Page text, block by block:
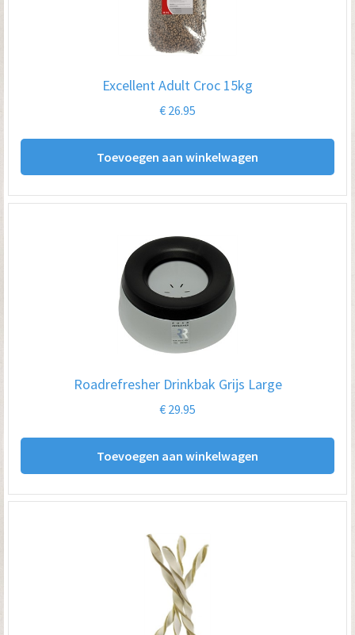
Excellent Adult Croc 15kg
€ 26.95
Toevoegen aan winkelwagen
Roadrefresher Drinkbak Grijs Large
€ 29.95
Toevoegen aan winkelwagen